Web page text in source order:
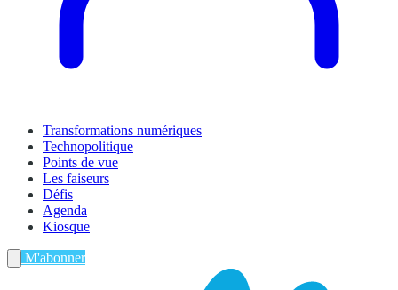
Transformations numériques
Technopolitique
Points de vue
Les faiseurs
Défis
Agenda
Kiosque
M'abonner